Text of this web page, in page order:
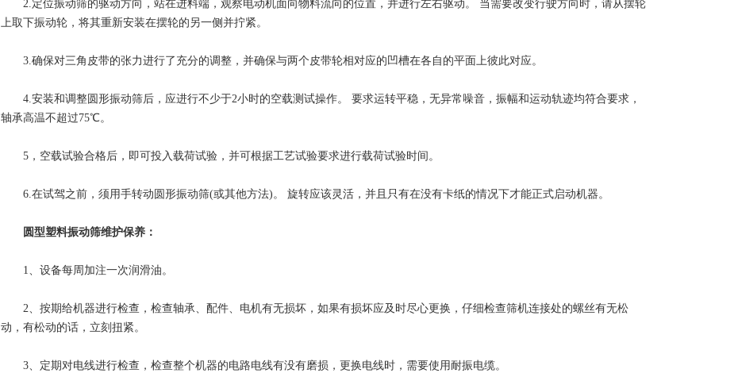
2.定位振动筛的驱动方向，站在进料端，观察电动机面向物料流向的位置，并进行左右驱动。 当需要改变行驶方向时，请从摆轮
上取下振动轮，将其重新安装在摆轮的另一侧并拧紧。
3.确保对三角皮带的张力进行了充分的调整，并确保与两个皮带轮相对应的凹槽在各自的平面上彼此对应。
4.安装和调整圆形振动筛后，应进行不少于2小时的空载测试操作。 要求运转平稳，无异常噪音，振幅和运动轨迹均符合要求，
轴承高温不超过75℃。
5，空载试验合格后，即可投入载荷试验，并可根据工艺试验要求进行载荷试验时间。
6.在试驾之前，须用手转动圆形振动筛(或其他方法)。 旋转应该灵活，并且只有在没有卡纸的情况下才能正式启动机器。
圆型塑料振动筛维护保养：
1、设备每周加注一次润滑油。
2、按期给机器进行检查，检查轴承、配件、电机有无损坏，如果有损坏应及时尽心更换，仔细检查筛机连接处的螺丝有无松
动，有松动的话，立刻扭紧。
3、定期对电线进行检查，检查整个机器的电路电线有没有磨损，更换电线时，需要使用耐振电缆。